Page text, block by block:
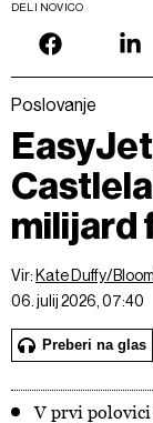
DELI NOVICO
Poslovanje
milijard
Vir: Kate Duffy/
06. julij 2026, 07:40
Preberi na glas
V prvi polovici